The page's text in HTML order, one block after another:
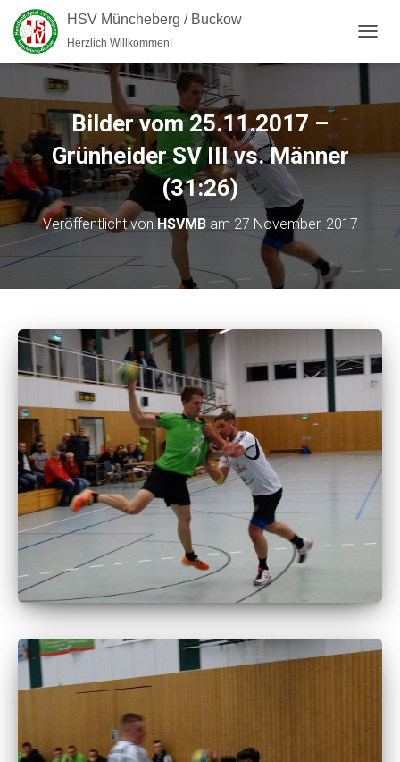
HSV Müncheberg / Buckow
Herzlich Willkommen!
Bilder vom 25.11.2017 –
Grünheider SV III vs. Männer
(31:26)
Veröffentlicht vonHSVMBam 27 November, 2017